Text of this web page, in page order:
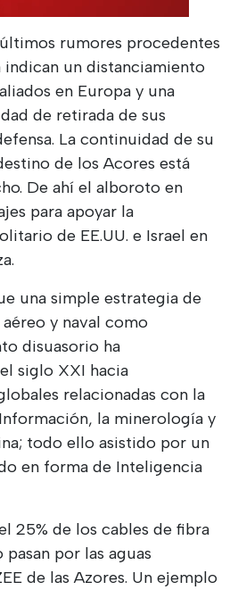
rumores procedentes
indican un distanciamiento
en Europa y una
de retirada de sus
La continuidad de su
de los Acores está
De ahí el alboroto en
para apoyar la
de EE.UU. e Israel en
una simple estrategia de
y naval como
disuasorio ha
siglo XXI hacia
relacionadas con la
la minerología y
todo ello asistido por un
en forma de Inteligencia
25% de los cables de fibra
por las aguas
de las Azores. Un ejemplo